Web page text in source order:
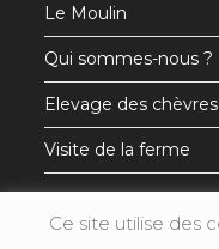
Le Moulin
Qui sommes-nous ?
Elevage des chèvres
Visite de la ferme
Ce site utilise des